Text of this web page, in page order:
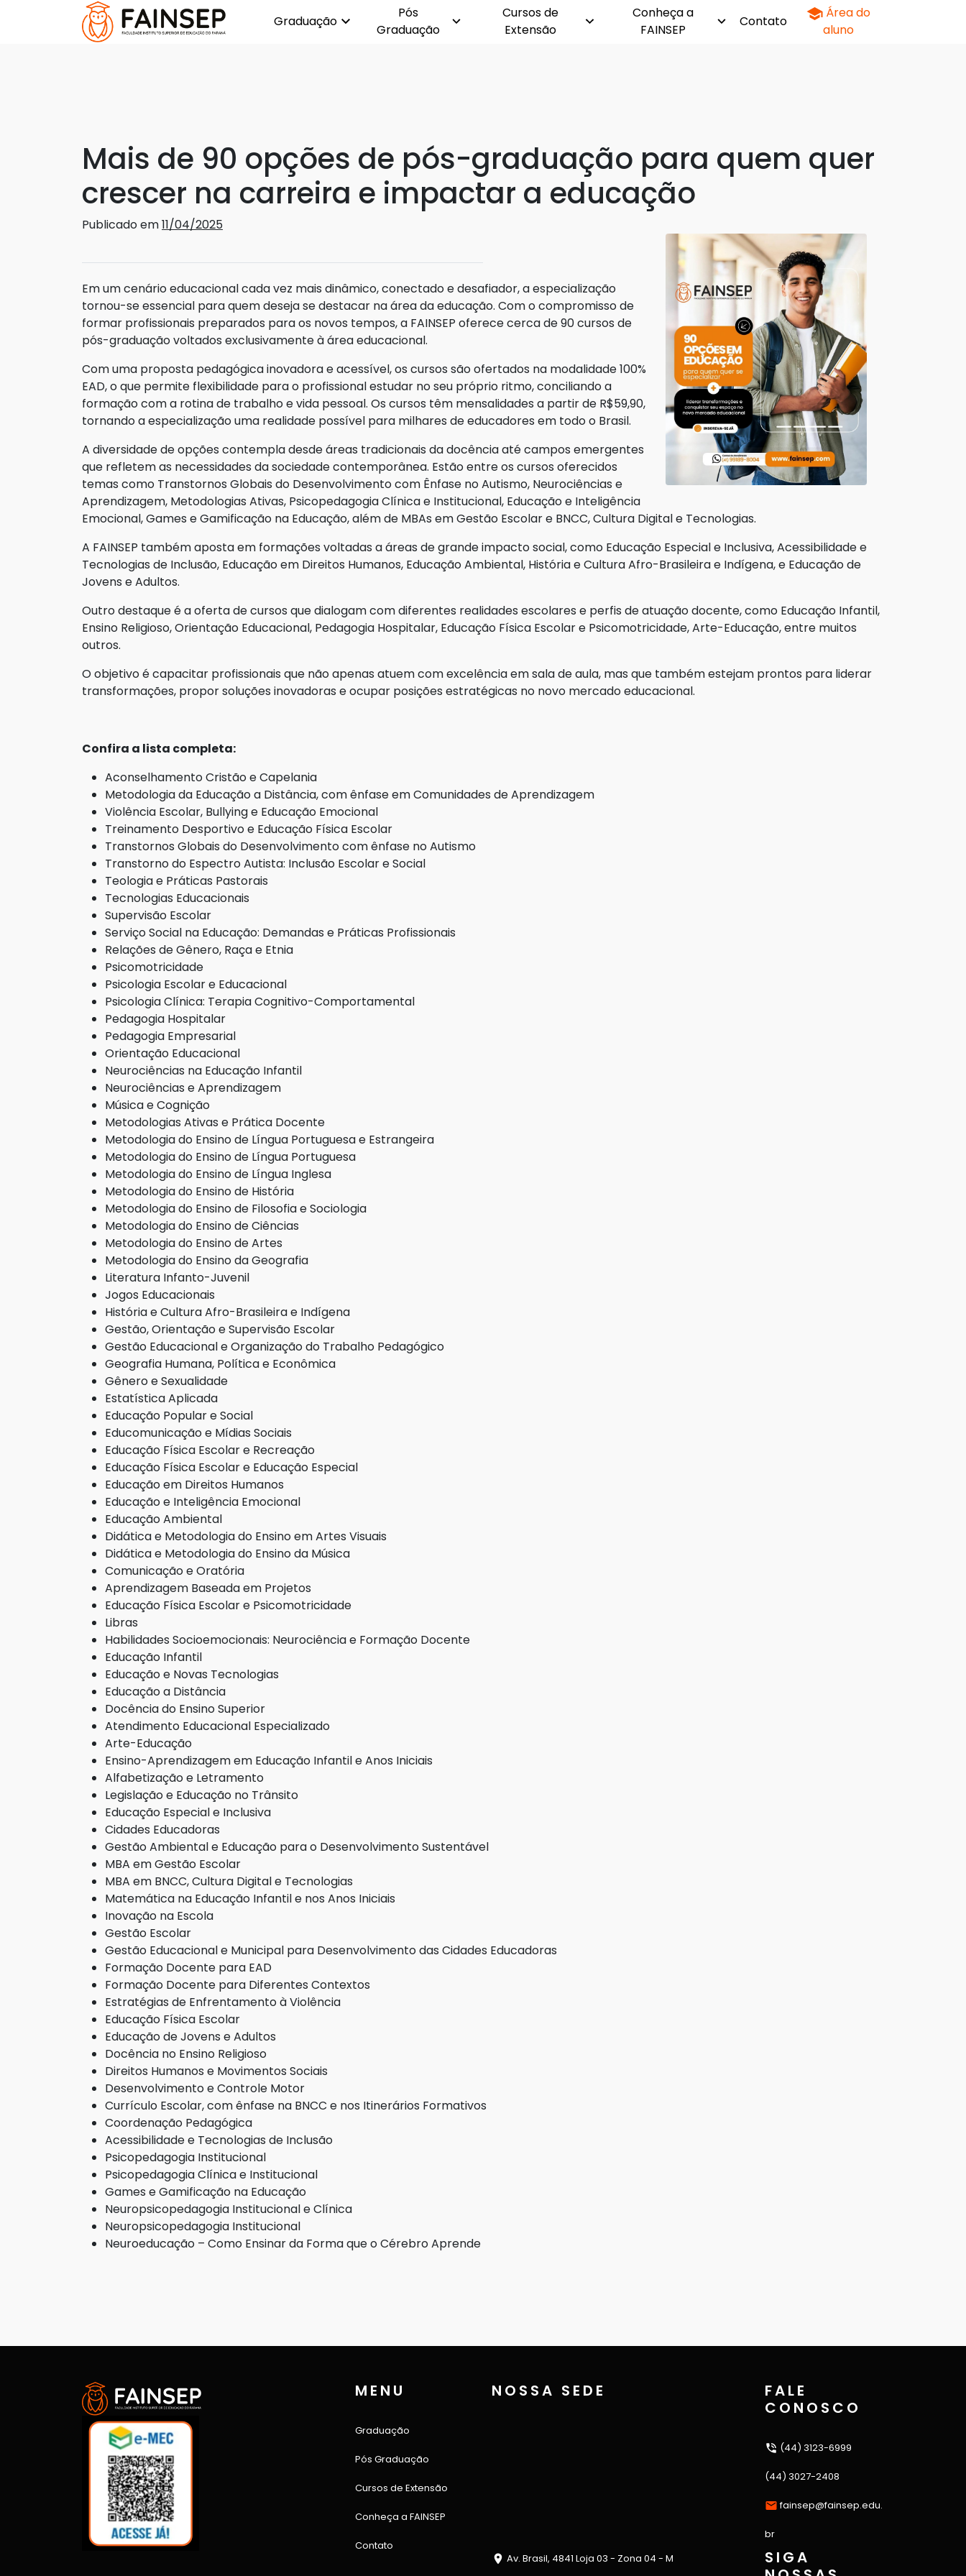
Graduação
Pós
Graduação
Cursos de
Extensão
Conheça a
FAINSEP
Contato
Área do
aluno
Mais de 90 opções de pós-graduação para quem quer
crescer na carreira e impactar a educação
Publicado em11/04/2025
Em um cenário educacional cada vez mais dinâmico, conectado e desafiador, a especialização
tornou-se essencial para quem deseja se destacar na área da educação. Com o compromisso de
formar profissionais preparados para os novos tempos, a FAINSEP oferece cerca de 90 cursos de
pós-graduação voltados exclusivamente à área educacional.
Com uma proposta pedagógica inovadora e acessível, os cursos são ofertados na modalidade 100%
EAD, o que permite flexibilidade para o profissional estudar no seu próprio ritmo, conciliando a
formação com a rotina de trabalho e vida pessoal. Os cursos têm mensalidades a partir de R$59,90,
tornando a especialização uma realidade possível para milhares de educadores em todo o Brasil.
A diversidade de opções contempla desde áreas tradicionais da docência até campos emergentes
que refletem as necessidades da sociedade contemporânea. Estão entre os cursos oferecidos
temas como Transtornos Globais do Desenvolvimento com Ênfase no Autismo, Neurociências e
Aprendizagem, Metodologias Ativas, Psicopedagogia Clínica e Institucional, Educação e Inteligência
Emocional, Games e Gamificação na Educação, além de MBAs em Gestão Escolar e BNCC, Cultura Digital e Tecnologias.
A FAINSEP também aposta em formações voltadas a áreas de grande impacto social, como Educação Especial e Inclusiva, Acessibilidade e
Tecnologias de Inclusão, Educação em Direitos Humanos, Educação Ambiental, História e Cultura Afro-Brasileira e Indígena, e Educação de
Jovens e Adultos.
Outro destaque é a oferta de cursos que dialogam com diferentes realidades escolares e perfis de atuação docente, como Educação Infantil,
Ensino Religioso, Orientação Educacional, Pedagogia Hospitalar, Educação Física Escolar e Psicomotricidade, Arte-Educação, entre muitos
outros.
O objetivo é capacitar profissionais que não apenas atuem com excelência em sala de aula, mas que também estejam prontos para liderar
transformações, propor soluções inovadoras e ocupar posições estratégicas no novo mercado educacional.
Confira a lista completa:
Aconselhamento Cristão e Capelania
Metodologia da Educação a Distância, com ênfase em Comunidades de Aprendizagem
Violência Escolar, Bullying e Educação Emocional
Treinamento Desportivo e Educação Física Escolar
Transtornos Globais do Desenvolvimento com ênfase no Autismo
Transtorno do Espectro Autista: Inclusão Escolar e Social
Teologia e Práticas Pastorais
Tecnologias Educacionais
Supervisão Escolar
Serviço Social na Educação: Demandas e Práticas Profissionais
Relações de Gênero, Raça e Etnia
Psicomotricidade
Psicologia Escolar e Educacional
Psicologia Clínica: Terapia Cognitivo-Comportamental
Pedagogia Hospitalar
Pedagogia Empresarial
Orientação Educacional
Neurociências na Educação Infantil
Neurociências e Aprendizagem
Música e Cognição
Metodologias Ativas e Prática Docente
Metodologia do Ensino de Língua Portuguesa e Estrangeira
Metodologia do Ensino de Língua Portuguesa
Metodologia do Ensino de Língua Inglesa
Metodologia do Ensino de História
Metodologia do Ensino de Filosofia e Sociologia
Metodologia do Ensino de Ciências
Metodologia do Ensino de Artes
Metodologia do Ensino da Geografia
Literatura Infanto-Juvenil
Jogos Educacionais
História e Cultura Afro-Brasileira e Indígena
Gestão, Orientação e Supervisão Escolar
Gestão Educacional e Organização do Trabalho Pedagógico
Geografia Humana, Política e Econômica
Gênero e Sexualidade
Estatística Aplicada
Educação Popular e Social
Educomunicação e Mídias Sociais
Educação Física Escolar e Recreação
Educação Física Escolar e Educação Especial
Educação em Direitos Humanos
Educação e Inteligência Emocional
Educação Ambiental
Didática e Metodologia do Ensino em Artes Visuais
Didática e Metodologia do Ensino da Música
Comunicação e Oratória
Aprendizagem Baseada em Projetos
Educação Física Escolar e Psicomotricidade
Libras
Habilidades Socioemocionais: Neurociência e Formação Docente
Educação Infantil
Educação e Novas Tecnologias
Educação a Distância
Docência do Ensino Superior
Atendimento Educacional Especializado
Arte-Educação
Ensino-Aprendizagem em Educação Infantil e Anos Iniciais
Alfabetização e Letramento
Legislação e Educação no Trânsito
Educação Especial e Inclusiva
Cidades Educadoras
Gestão Ambiental e Educação para o Desenvolvimento Sustentável
MBA em Gestão Escolar
MBA em BNCC, Cultura Digital e Tecnologias
Matemática na Educação Infantil e nos Anos Iniciais
Inovação na Escola
Gestão Escolar
Gestão Educacional e Municipal para Desenvolvimento das Cidades Educadoras
Formação Docente para EAD
Formação Docente para Diferentes Contextos
Estratégias de Enfrentamento à Violência
Educação Física Escolar
Educação de Jovens e Adultos
Docência no Ensino Religioso
Direitos Humanos e Movimentos Sociais
Desenvolvimento e Controle Motor
Currículo Escolar, com ênfase na BNCC e nos Itinerários Formativos
Coordenação Pedagógica
Acessibilidade e Tecnologias de Inclusão
Psicopedagogia Institucional
Psicopedagogia Clínica e Institucional
Games e Gamificação na Educação
Neuropsicopedagogia Institucional e Clínica
Neuropsicopedagogia Institucional
Neuroeducação – Como Ensinar da Forma que o Cérebro Aprende
MENU
Graduação
Pós Graduação
Cursos de Extensão
Conheça a FAINSEP
Contato
NOSSA SEDE
Av. Brasil, 4841 Loja 03 - Zona 04 - M
FALE
CONOSCO
(44) 3123-6999
(44) 3027-2408
fainsep@fainsep.edu.
br
SIGA